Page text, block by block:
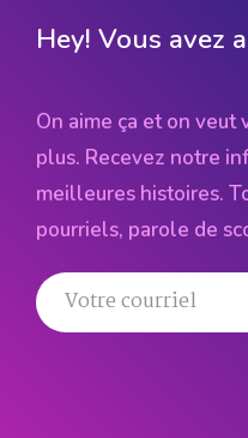
Hey! Vous avez
On aime ça et on veut
plus. Recevez notre
meilleures histoires.
pourriels, parole de